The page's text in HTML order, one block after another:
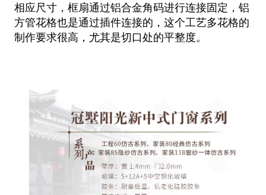
相应尺寸，框扇通过铝合金角码进行连接固定，铝
方管花格也是通过插件连接的，这个工艺多花格的
制作要求很高，尤其是切口处的平整度。